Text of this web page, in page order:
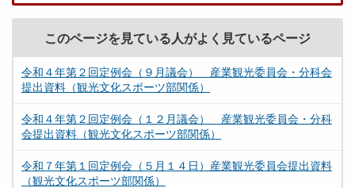
このページを見ている人がよく見ているページ
令和４年第２回定例会（９月議会） 産業観光委員会・分科会
提出資料（観光文化スポーツ部関係）
令和４年第２回定例会（１２月議会） 産業観光委員会・分科
会提出資料（観光文化スポーツ部関係）
令和７年第１回定例会（５月１４日）産業観光委員会提出資料
（観光文化スポーツ部関係）